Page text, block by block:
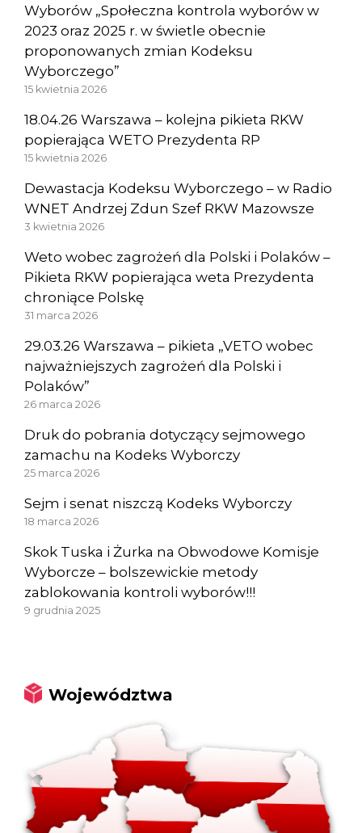
Wyborów „Społeczna kontrola wyborów w
2023 oraz 2025 r. w świetle obecnie
proponowanych zmian Kodeksu
Wyborczego”
15 kwietnia 2026
18.04.26 Warszawa – kolejna pikieta RKW
popierająca WETO Prezydenta RP
15 kwietnia 2026
Dewastacja Kodeksu Wyborczego – w Radio
WNET Andrzej Zdun Szef RKW Mazowsze
3 kwietnia 2026
Weto wobec zagrożeń dla Polski i Polaków –
Pikieta RKW popierająca weta Prezydenta
chroniące Polskę
31 marca 2026
29.03.26 Warszawa – pikieta „VETO wobec
najważniejszych zagrożeń dla Polski i
Polaków”
26 marca 2026
Druk do pobrania dotyczący sejmowego
zamachu na Kodeks Wyborczy
25 marca 2026
Sejm i senat niszczą Kodeks Wyborczy
18 marca 2026
Skok Tuska i Żurka na Obwodowe Komisje
Wyborcze – bolszewickie metody
zablokowania kontroli wyborów!!!
9 grudnia 2025
Województwa